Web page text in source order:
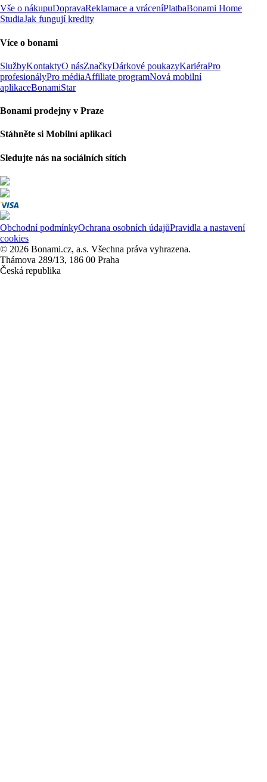
Vše o nákupuDopravaReklamace a vráceníPlatbaBonami Home
StudiaJak fungují kredity
Více o bonami
SlužbyKontaktyO násZnačkyDárkové poukazyKariéraPro
profesionályPro médiaAffiliate programNová mobilní
aplikaceBonamiStar
Bonami prodejny v Praze
Stáhněte si Mobilní aplikaci
Sledujte nás na sociálních sítích
Obchodní podmínkyOchrana osobních údajůPravidla a nastavení
cookies
© 2026 Bonami.cz, a.s. Všechna práva vyhrazena.
Thámova 289/13, 186 00 Praha
Česká republika